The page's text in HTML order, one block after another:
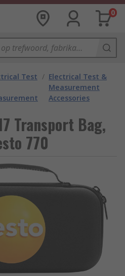
0
Test / Electrical Test &
Measurement
Accessories
Transport Bag,
770